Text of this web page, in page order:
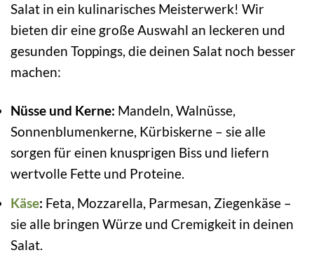
Salat in ein kulinarisches Meisterwerk! Wir
bieten dir eine große Auswahl an leckeren und
gesunden Toppings, die deinen Salat noch besser
machen:
Nüsse und Kerne: Mandeln, Walnüsse,
Sonnenblumenkerne, Kürbiskerne – sie alle
sorgen für einen knusprigen Biss und liefern
wertvolle Fette und Proteine.
Käse: Feta, Mozzarella, Parmesan, Ziegenkäse –
sie alle bringen Würze und Cremigkeit in deinen
Salat.